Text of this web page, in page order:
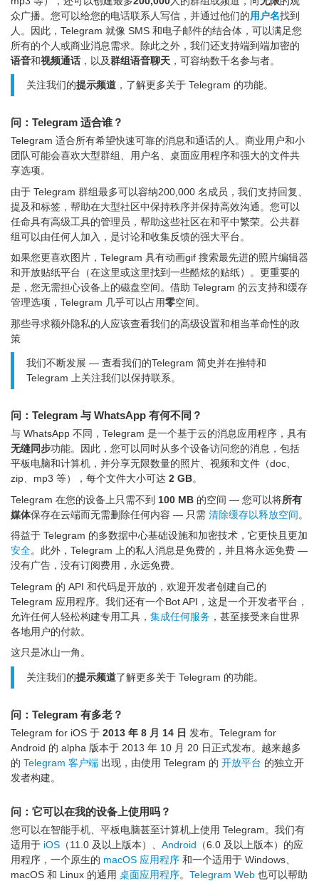
众广播。您可以给您的电话联系人写信，并通过他们的用户名找到
人。因此，Telegram 就像 SMS 和电子邮件的结合体，可以满足您
所有的个人或商业消息需求。除此之外，我们还支持端到端加密的
语音和视频通话 ，以及群组语音聊天 ，可容纳数千名参与者。
关注我们的提示频道 ，了解更多关于 Telegram 的功能。
问：Telegram 适合谁？
Telegram 适合所有希望快速可靠的消息和通话的人。商业用户和小
团队可能会喜欢大型群组、用户名、桌面应用程序和强大的文件共
享选项。
由于 Telegram 群组最多可以容纳200,000 名成员，我们支持回复、
提及和标签，帮助在大型社区中保持秩序并保持高效沟通。您可以
任命具有高级工具的管理员，帮助这些社区在和平中繁荣。公共群
组可以由任何人加入，是讨论和收集反馈的强大平台。
如果您更喜欢图片，Telegram 具有动画gif 搜索最先进的照片编辑器
和开放贴纸平台（在这里或这里找到一些酷炫的贴纸）。更重要的
是，您无需担心设备上的磁盘空间。借助 Telegram 的云支持和缓存
管理选项，Telegram 几乎可以占用零空间。
那些寻求额外隐私的人应该查看我们的高级设置和相当革命性的政
策
我们不断发展 — 查看我们的Telegram 简史并在推特和
Telegram 上关注我们以保持联系。
问：Telegram 与 WhatsApp 有何不同？
与 WhatsApp 不同，Telegram 是一个基于云的消息应用程序，具有
无缝同步功能。因此，您可以同时从多个设备访问您的消息，包括
平板电脑和计算机，并分享无限数量的照片、视频和文件（doc、
zip、mp3 等），每个文件大小可达 2 GB。
Telegram 在您的设备上只需不到 100 MB 的空间 — 您可以将所有
媒体保存在云端而无需删除任何内容 — 只需 清除缓存以释放空间。
得益于 Telegram 的多数据中心基础设施和加密技术，它更快且更加
安全。此外，Telegram 上的私人消息是免费的，并且将永远免费 —
没有广告，没有订阅费用，永远免费。
Telegram 的 API 和代码是开放的，欢迎开发者创建自己的
Telegram 应用程序。我们还有一个Bot API，这是一个开发者平台，
允许任何人轻松构建专用工具， 集成任何服务 ，甚至接受来自世界
各地用户的付款。
这只是冰山一角。
关注我们的提示频道了解更多关于 Telegram 的功能。
问：Telegram 有多老？
Telegram for iOS 于 2013 年 8 月 14 日 发布。Telegram for
Android 的 alpha 版本于 2013 年 10 月 20 日正式发布。越来越多
的 Telegram 客户端 出现，由使用 Telegram 的 开放平台 的独立开
发者构建。
问：它可以在我的设备上使用吗？
您可以在智能手机、平板电脑甚至计算机上使用 Telegram。我们有
适用于 iOS （11.0 及以上版本）、 Android （6.0 及以上版本）的应
用程序，一个原生的 macOS 应用程序 和一个适用于 Windows、
macOS 和 Linux 的通用 桌面应用程序。 Telegram Web 也可以帮助